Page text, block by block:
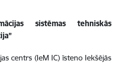
sistēmas tehniskās
centrs (IeM IC) īsteno Iekšējās